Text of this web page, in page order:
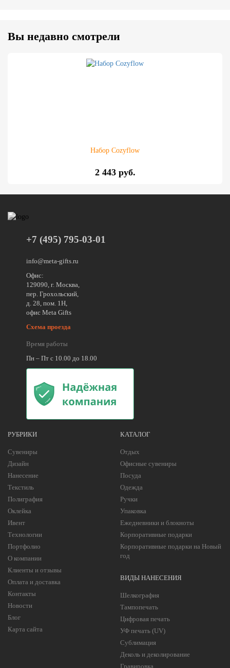
Вы недавно смотрели
Набор Cozyflow
2 443 руб.
+7 (495) 795-03-01
info@meta-gifts.ru
Офис:
129090, г. Москва,
пер. Грохольский,
д. 28, пом. 1Н,
офис Meta Gifts
Схема проезда
Время работы
Пн – Пт с 10.00 до 18.00
РУБРИКИ
Сувениры
Дизайн
Нанесение
Текстиль
Полиграфия
Оклейка
Ивент
Технологии
Портфолио
О компании
Клиенты и отзывы
Оплата и доставка
Контакты
Новости
Блог
Карта сайта
КАТАЛОГ
Отдых
Офисные сувениры
Посуда
Одежда
Ручки
Упаковка
Ежедневники и блокноты
Корпоративные подарки
Корпоративные подарки на Новый
год
ВИДЫ НАНЕСЕНИЯ
Шелкография
Тампопечать
Цифровая печать
УФ печать (UV)
Сублимация
Деколь и деколирование
Гравировка